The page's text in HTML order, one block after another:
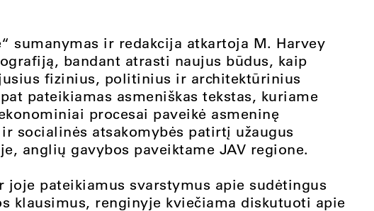
sumanymas ir redakcija atkartoja M. Harvey
bandant atrasti naujus būdus, kaip
fizinius, politinius ir architektūrinius
pateikiamas asmeniškas tekstas, kuriame
procesai paveikė asmeninę
socialinės atsakomybės patirtį užaugus
anglių gavybos paveiktame JAV regione.
joje pateikiamus svarstymus apie sudėtingus
klausimus, renginyje kviečiama diskutuoti apie